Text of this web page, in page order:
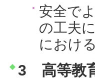
安全で
の工夫
におけ
3 高等教